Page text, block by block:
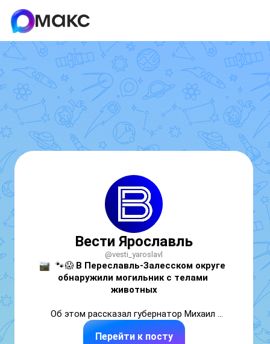
Вести Ярославль
@vesti_yaroslavl
🐾😱 В Переславль-Залесском округе
обнаружили могильник с телами
животных
Об этом рассказал губернатор Михаил
Евраев. Глава региона пообещал провести
вместе с представителями
Перейти к посту